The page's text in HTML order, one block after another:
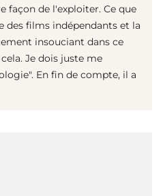
façon de l'exploiter. Ce que
des films indépendants et la
insouciant dans ce
Je dois juste me
En fin de compte, il a